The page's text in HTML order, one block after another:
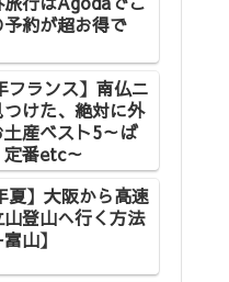
約が超お得で
フランス】南仏ニ
けた、絶対に外
土産ベスト5～ば
定番etc～
夏】大阪から高速
登山へ行く方法
山】